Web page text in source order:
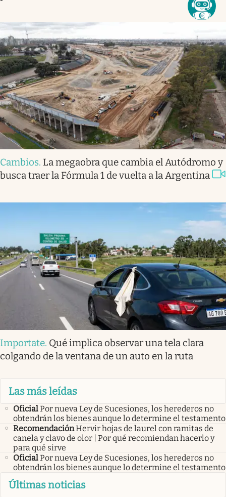
Cambios. La megaobra que cambia el Autódromo y
busca traer la Fórmula 1 de vuelta a la Argentina
Importate. Qué implica observar una tela clara
colgando de la ventana de un auto en la ruta
Las más leídas
OficialPor nueva Ley de Sucesiones, los herederos no
obtendrán los bienes aunque lo determine el testamento
RecomendaciónHervir hojas de laurel con ramitas de
canela y clavo de olor | Por qué recomiendan hacerlo y
para qué sirve
OficialPor nueva Ley de Sucesiones, los herederos no
obtendrán los bienes aunque lo determine el testamento
Últimas noticias